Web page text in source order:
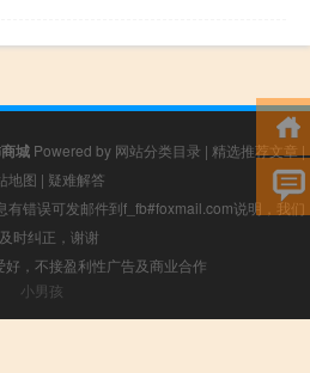
城Powered by 网站分类目录 | 精选推荐文章 |
地图 | 疑难解答
有错误可发邮件到f_fb#foxmail.com说明，我们
时纠正，谢谢
，不接盈利性广告及商业合作
小男孩